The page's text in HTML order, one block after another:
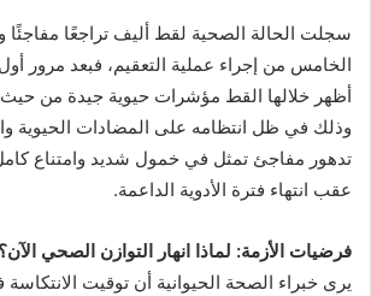
سجلت الحالة الصحية لقط أليف تراجعًا مفاجئًا
أظهر خلالها القط مؤشرات حيوية جيدة من حيث
وذلك في ظل انتظامه على المضادات الحيوية
تدهور مفاجئ تمثل في خمول شديد وامتناع
عقب انتهاء فترة الأدوية الداعمة.
فرضيات الأزمة: لماذا انهار التوازن الصحي الآن؟
يرى خبراء الصحة الحيوانية أن توقيت